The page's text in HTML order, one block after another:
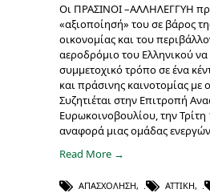
Οι ΠΡΑΣΙΝΟΙ –ΑΛΛΗΛΕΓΓΥΗ
«αξιοποίησή» του σε βάρος
οικονομίας και του
αεροδρόμιο του Ελληνικού να
συμμετοχικό τρόπο σε ένα
και πράσινης καινοτομίας με
Συζητιέται στην Επιτροπή
Ευρωκοινοβουλίου, την
αναφορά μιας ομάδας
Read More →
ΑΠΑΣΧΌΛΗΣΗ, ΑΤΤΙΚΉ,